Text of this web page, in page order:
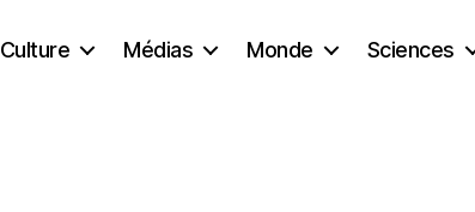
Culture Médias Monde Sciences